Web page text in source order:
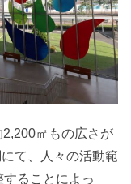
㎡もの広さが
て、人々の活動範
ることによっ